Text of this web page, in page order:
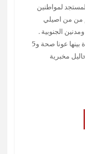
المستجد لمواطنين
52 و67 سنة وهم من من اصيلي
الجنوبية .
كما تم تسجيل 118 حالة كوفيد 19 جديدة بينها عونا صحة و5
عينة بين تحاليل مخبرية